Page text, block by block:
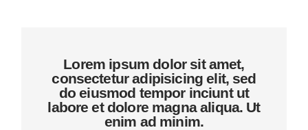
Lorem ipsum dolor sit amet,
consectetur adipisicing elit, sed
do eiusmod tempor inciunt ut
labore et dolore magna aliqua. Ut
enim ad minim.